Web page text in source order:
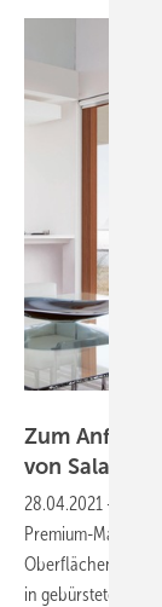
Zum
von
28.04.2021 -
Premium-
Oberflächen
in gebürsteter